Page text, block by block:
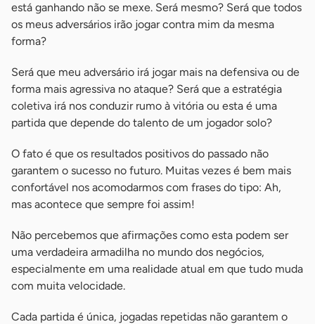
está ganhando não se mexe. Será mesmo? Será que todos
os meus adversários irão jogar contra mim da mesma
forma?
Será que meu adversário irá jogar mais na defensiva ou de
forma mais agressiva no ataque? Será que a estratégia
coletiva irá nos conduzir rumo à vitória ou esta é uma
partida que depende do talento de um jogador solo?
O fato é que os resultados positivos do passado não
garantem o sucesso no futuro. Muitas vezes é bem mais
confortável nos acomodarmos com frases do tipo: Ah,
mas acontece que sempre foi assim!
Não percebemos que afirmações como esta podem ser
uma verdadeira armadilha no mundo dos negócios,
especialmente em uma realidade atual em que tudo muda
com muita velocidade.
Cada partida é única, jogadas repetidas não garantem o